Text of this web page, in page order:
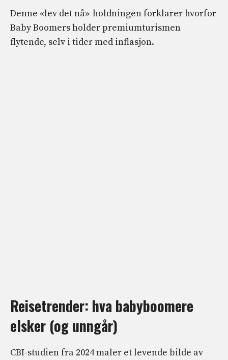
Denne «lev det nå»-holdningen forklarer hvorfor
Baby Boomers holder premiumturismen
flytende, selv i tider med inflasjon.
Reisetrender: hva babyboomere
elsker (og unngår)
CBI-studien fra 2024 maler et levende bilde av